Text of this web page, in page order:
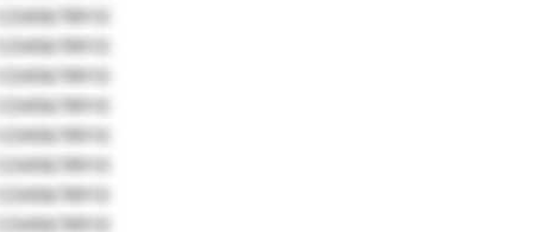
12345678910
12345678910
12345678910
12345678910
12345678910
12345678910
12345678910
12345678910